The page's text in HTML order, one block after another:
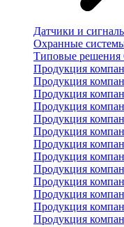
Датчики и
Охранные
Типовые
Продукция
Продукция
Продукция
Продукция
Продукция
Продукция
Продукция
Продукция
Продукция
Продукция
Продукция
Продукция
Продукция